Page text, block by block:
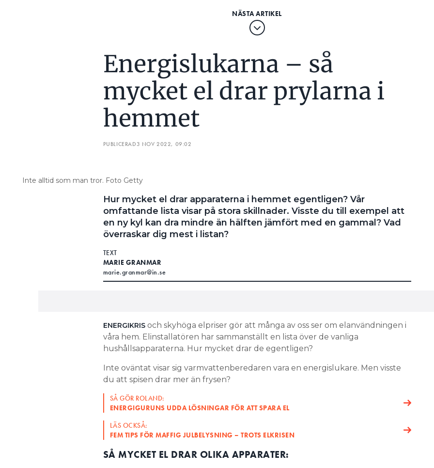
Energislukarna – så
mycket el drar prylarna i
hemmet
PUBLICERAD3 NOV 2022, 09:02
Inte alltid som man tror. Foto Getty
Hur mycket el drar apparaterna i hemmet egentligen? Vår
omfattande lista visar på stora skillnader. Visste du till exempel att
en ny kyl kan dra mindre än hälften jämfört med en gammal? Vad
överraskar dig mest i listan?
TEXT
MARIE GRANMAR
marie.granmar@in.se
ENERGIKRIS och skyhöga elpriser gör att många av oss ser om elanvändningen i
våra hem. Elinstallatören har sammanställt en lista över de vanliga
hushållsapparaterna. Hur mycket drar de egentligen?
Inte oväntat visar sig varmvattenberedaren vara en energislukare. Men visste
du att spisen drar mer än frysen?
SÅ GÖR ROLAND:
ENERGIGURUNS UDDA LÖSNINGAR FÖR ATT SPARA EL
LÄS OCKSÅ:
FEM TIPS FÖR MAFFIG JULBELYSNING – TROTS ELKRISEN
SÅ MYCKET EL DRAR OLIKA APPARATER: